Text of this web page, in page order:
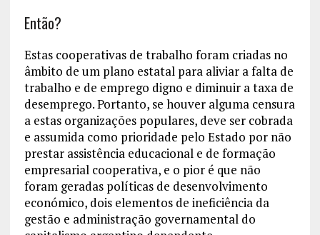
Então?
Estas cooperativas de trabalho foram criadas no
âmbito de um plano estatal para aliviar a falta de
trabalho e de emprego digno e diminuir a taxa de
desemprego. Portanto, se houver alguma censura
a estas organizações populares, deve ser cobrada
e assumida como prioridade pelo Estado por não
prestar assistência educacional e de formação
empresarial cooperativa, e o pior é que não
foram geradas políticas de desenvolvimento
económico, dois elementos de ineficiência da
gestão e administração governamental do